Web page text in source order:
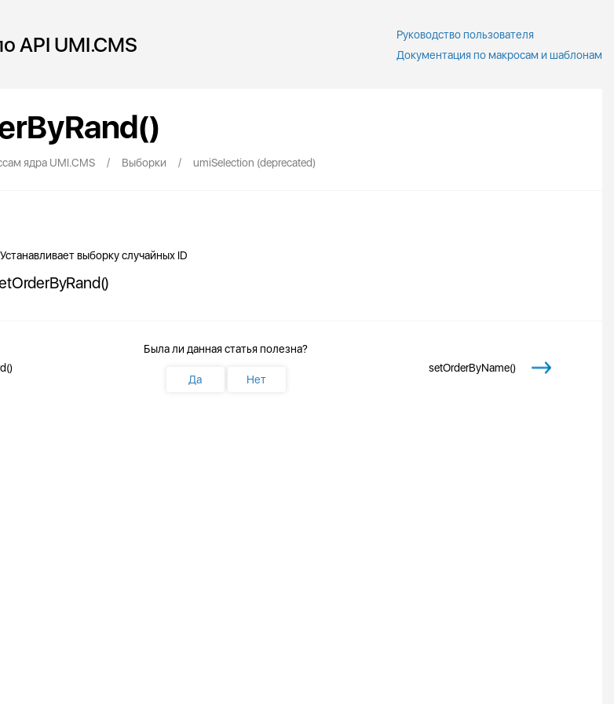
API UMI.CMS
Руководство пользователя
Документация по макросам и шаблонам
ядра UMI.CMS / Выборки / umiSelection (deprecated)
выборку случайных ID
setOrderByName()
Была ли данная статья полезна?